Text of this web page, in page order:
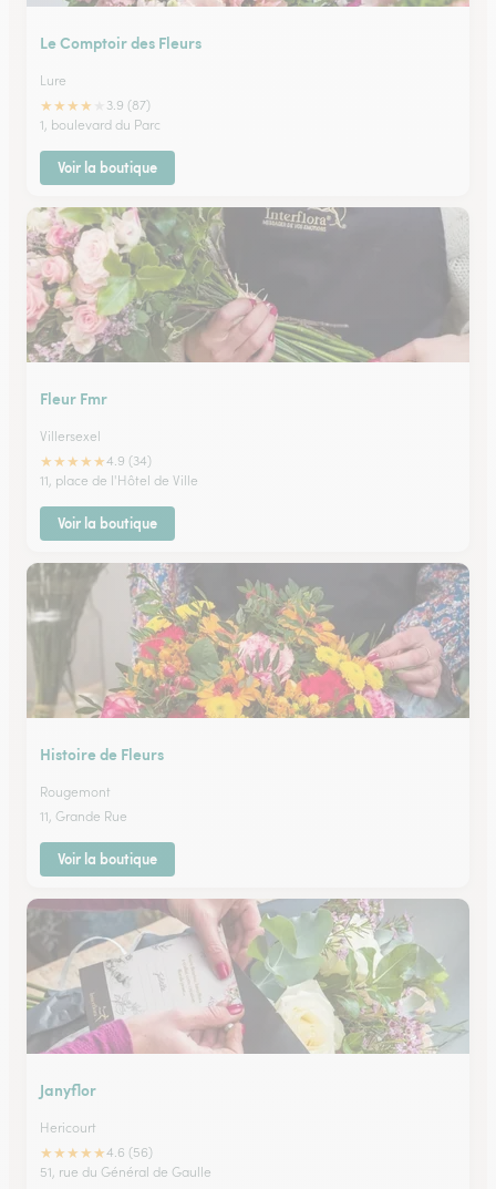
Le Comptoir des Fleurs
Lure
★★★★
3.9 (87)
1, boulevard du Parc
Voir la boutique
Fleur Fmr
Villersexel
★★★★★4.9 (34)
11, place de l'Hôtel de Ville
Voir la boutique
Histoire de Fleurs
Rougemont
11, Grande Rue
Voir la boutique
Janyflor
Hericourt
★★★★★4.6 (56)
51, rue du Général de Gaulle